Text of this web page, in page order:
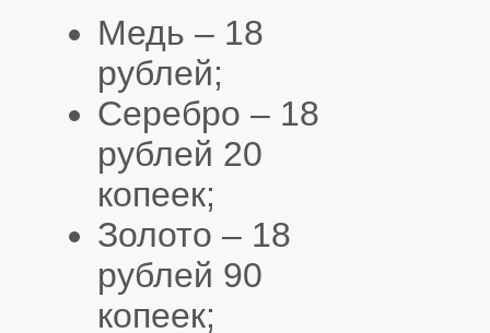
Медь – 18
рублей;
Серебро – 18
рублей 20
копеек;
Золото – 18
рублей 90
копеек;